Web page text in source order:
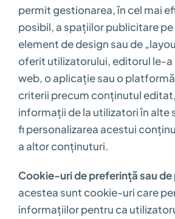
permit gestionarea, în cel mai
posibil, a spațiilor publicitare pe
element de design sau de
oferit utilizatorului, editorul le-a
web, o aplicație sau o
criterii precum conținutul
informații de la utilizatori în alte
fi personalizarea acestui
a altor conținuturi.
Cookie-uri de preferință sau de
acestea sunt cookie-uri care
informațiilor pentru ca